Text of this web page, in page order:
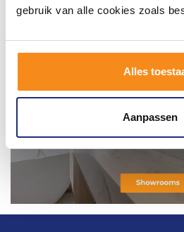
gebruik van alle cookies zoals
Alles
Aanpassen